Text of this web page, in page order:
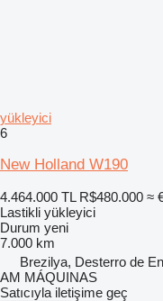
yükleyici
6
New Holland W190
4.464.000 TL R$480.000 ≈
Lastikli yükleyici
Durum yeni
7.000 km
Brezilya, Desterro de
AM MÁQUINAS
Satıcıyla iletişime geç